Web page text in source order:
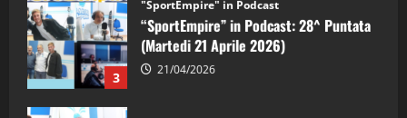
3
“SportEmpire” in Podcast: 28^ Puntata
(Martedi 21 Aprile 2026)
21/04/2026